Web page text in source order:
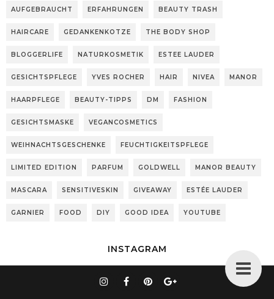
AUFGEBRAUCHT ERFAHRUNGEN BEAUTY TRASH
HAIRCARE GEDANKENKOTZE THE BODY SHOP
BLOGGERLIFE NATURKOSMETIK ESTEE LAUDER
GESICHTSPFLEGE YVES ROCHER HAIR NIVEA MANOR
HAARPFLEGE BEAUTY-TIPPS DM FASHION
GESICHTSMASKE VEGANCOSMETICS
WEIHNACHTSGESCHENKE FEUCHTIGKEITSPFLEGE
LIMITED EDITION PARFUM GOLDWELL MANOR BEAUTY
MASCARA SENSITIVESKIN GIVEAWAY ESTÉE LAUDER
GARNIER FOOD DIY GOOD IDEA YOUTUBE
INSTAGRAM